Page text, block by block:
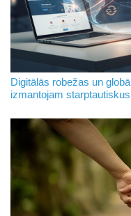
Digitālās robežas un
izmantojam